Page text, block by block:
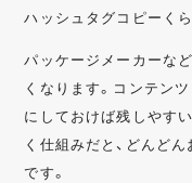
ハッシュタグコピーく
パッケージメーカーな
くなります。コンテン
にしておけば残しやす
く仕組みだと、どんど
です。